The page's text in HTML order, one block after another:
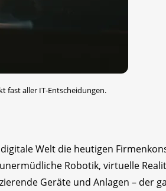
fast aller IT-Entschei­dungen.
Welt die heutigen
Robotik, virtuelle
Geräte und Anlagen – der